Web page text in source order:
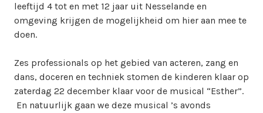
w
e
a
s
t
e
leeftijd 4 tot en met 12 jaar uit Nesselande en
omgeving krijgen de mogelijkheid om hier aan mee te
doen.
Zes professionals op het gebied van acteren, zang en
dans, doceren en techniek stomen de kinderen klaar op
zaterdag 22 december klaar voor de musical “Esther”.
En natuurlijk gaan we deze musical ’s avonds